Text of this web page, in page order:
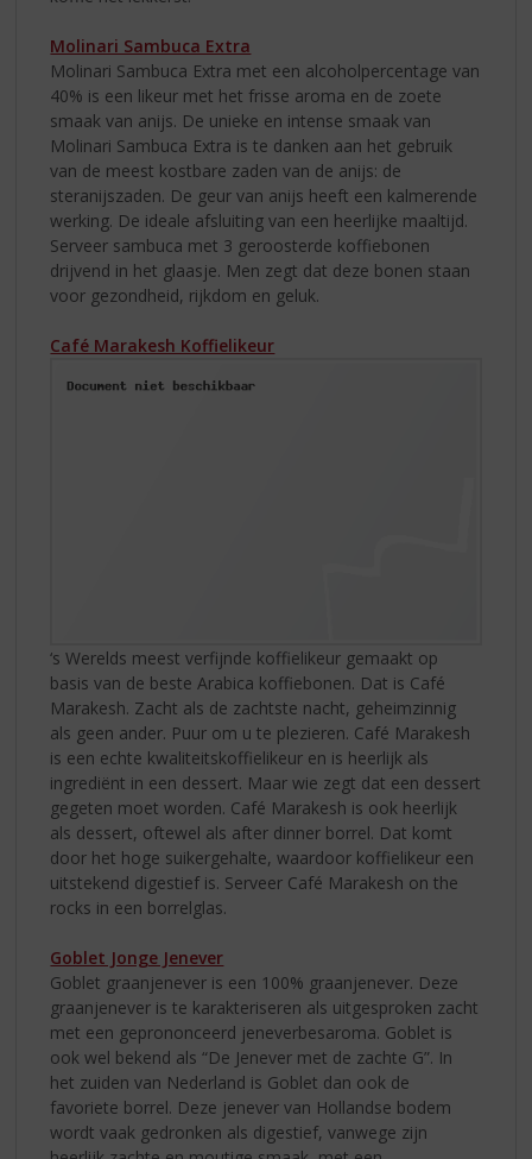
Molinari Sambuca Extra
Molinari Sambuca Extra met een alcoholpercentage van
40% is een likeur met het frisse aroma en de zoete
smaak van anijs. De unieke en intense smaak van
Molinari Sambuca Extra is te danken aan het gebruik
van de meest kostbare zaden van de anijs: de
steranijszaden. De geur van anijs heeft een kalmerende
werking. De ideale afsluiting van een heerlijke maaltijd.
Serveer sambuca met 3 geroosterde koffiebonen
drijvend in het glaasje. Men zegt dat deze bonen staan
voor gezondheid, rijkdom en geluk.
Café Marakesh Koffielikeur
‘s Werelds meest verfijnde koffielikeur gemaakt op
basis van de beste Arabica koffiebonen. Dat is Café
Marakesh. Zacht als de zachtste nacht, geheimzinnig
als geen ander. Puur om u te plezieren. Café Marakesh
is een echte kwaliteitskoffielikeur en is heerlijk als
ingrediënt in een dessert. Maar wie zegt dat een dessert
gegeten moet worden. Café Marakesh is ook heerlijk
als dessert, oftewel als after dinner borrel. Dat komt
door het hoge suikergehalte, waardoor koffielikeur een
uitstekend digestief is. Serveer Café Marakesh on the
rocks in een borrelglas.
Goblet Jonge Jenever
Goblet graanjenever is een 100% graanjenever. Deze
graanjenever is te karakteriseren als uitgesproken zacht
met een geprononceerd jeneverbesaroma. Goblet is
ook wel bekend als “De Jenever met de zachte G”. In
het zuiden van Nederland is Goblet dan ook de
favoriete borrel. Deze jenever van Hollandse bodem
wordt vaak gedronken als digestief, vanwege zijn